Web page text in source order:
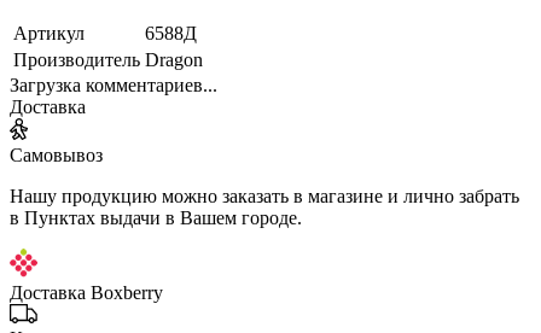
Артикул
6588Д
Производитель Dragon
Загрузка комментариев...
Доставка
Самовывоз
Нашу продукцию можно заказать в магазине и лично забрать
в Пунктах выдачи в Вашем городе.
Доставка Boxberry